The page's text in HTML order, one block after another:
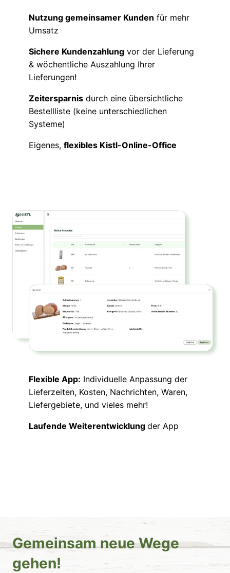
Nutzung gemeinsamer Kunden für mehr
Umsatz
Sichere Kundenzahlung vor der Lieferung
& wöchentliche Auszahlung Ihrer
Lieferungen!
Zeitersparnis durch eine übersichtliche
Bestellliste (keine unterschiedlichen
Systeme)
Eigenes, flexibles Kistl-Online-Office
Flexible App: Individuelle Anpassung der
Lieferzeiten, Kosten, Nachrichten, Waren,
Liefergebiete, und vieles mehr!
Laufende Weiterentwicklung der App
Gemeinsam neue Wege
gehen!